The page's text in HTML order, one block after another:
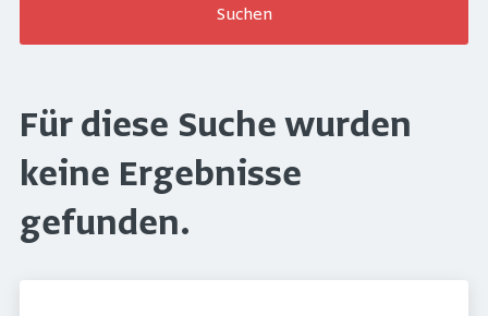
Suchen
Für diese Suche wurden
keine Ergebnisse
gefunden.